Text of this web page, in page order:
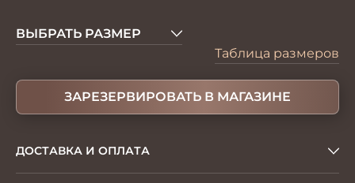
ВЫБРАТЬ РАЗМЕР
Таблица размеров
ЗАРЕЗЕРВИРОВАТЬ В МАГАЗИНЕ
ДОСТАВКА И ОПЛАТА